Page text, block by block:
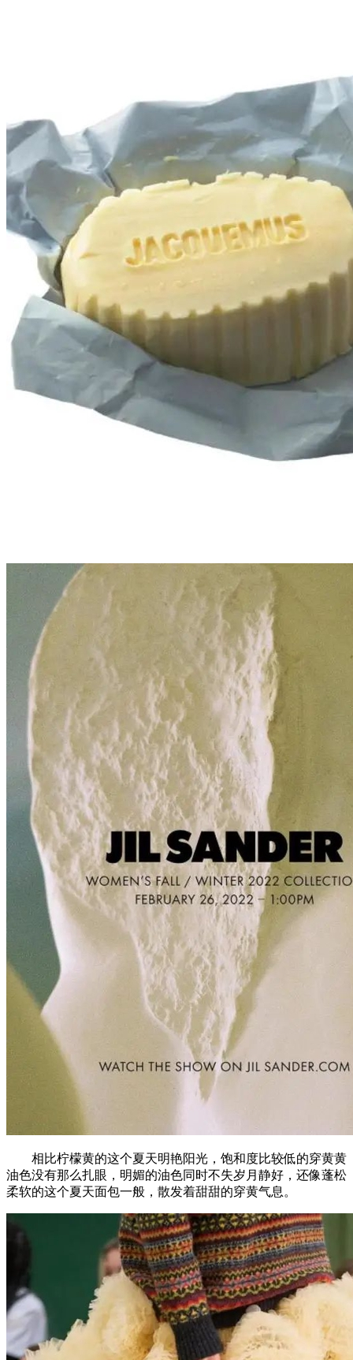
相比柠檬黄的这个夏天明艳阳光，饱和度比较低的穿黄黄
油色没有那么扎眼，明媚的油色同时不失岁月静好，还像蓬松
柔软的这个夏天面包一般，散发着甜甜的穿黄气息。